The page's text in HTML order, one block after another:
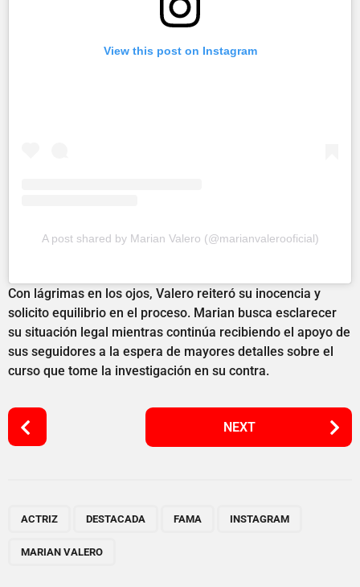
View this post on Instagram
A post shared by Marian Valero (@marianvalerooficial)
Con lágrimas en los ojos, Valero reiteró su inocencia y
solicito equilibrio en el proceso. Marian busca esclarecer
su situación legal mientras continúa recibiendo el apoyo de
sus seguidores a la espera de mayores detalles sobre el
curso que tome la investigación en su contra.
P
o
NEXT
ACTRIZ DESTACADA FAMA INSTAGRAM
MARIAN VALERO